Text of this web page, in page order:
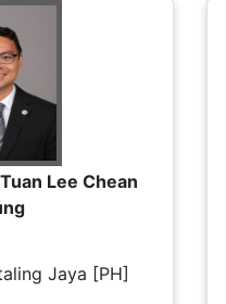
Lee Chean
Jaya [PH]